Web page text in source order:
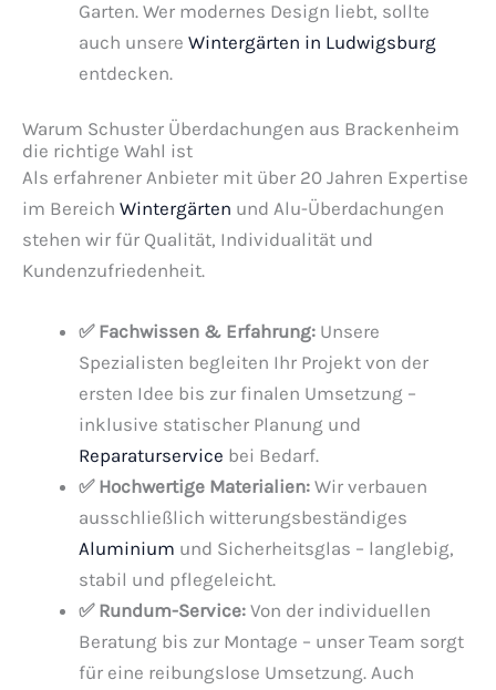
Garten. Wer modernes Design liebt, sollte
auch unsere Wintergärten in Ludwigsburg
entdecken.
Warum Schuster Überdachungen aus Brackenheim
die richtige Wahl ist
Als erfahrener Anbieter mit über 20 Jahren Expertise
im Bereich Wintergärten und Alu-Überdachungen
stehen wir für Qualität, Individualität und
Kundenzufriedenheit.
✅ Fachwissen & Erfahrung: Unsere
Spezialisten begleiten Ihr Projekt von der
ersten Idee bis zur finalen Umsetzung –
inklusive statischer Planung und
Reparaturservice bei Bedarf.
✅ Hochwertige Materialien: Wir verbauen
ausschließlich witterungsbeständiges
Aluminium und Sicherheitsglas – langlebig,
stabil und pflegeleicht.
✅ Rundum-Service: Von der individuellen
Beratung bis zur Montage – unser Team sorgt
für eine reibungslose Umsetzung. Auch